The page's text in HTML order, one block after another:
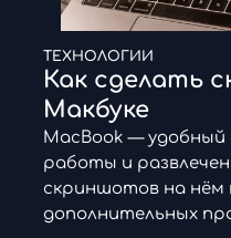
ТЕХНОЛОГИИ
Как сделать
Макбуке
MacBook —
работы и
скриншотов на нём
дополнительных